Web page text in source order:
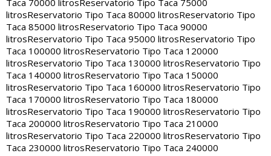
Taca 70000 litros Reservatorio Tipo Taca 75000
litrosReservatorio Tipo Taca 80000 litrosReservatorio Tipo
Taca 85000 litrosReservatorio Tipo Taca 90000
litrosReservatorio Tipo Taca 95000 litrosReservatorio Tipo
Taca 100000 litrosReservatorio Tipo Taca 120000
litrosReservatorio Tipo Taca 130000 litrosReservatorio Tipo
Taca 140000 litrosReservatorio Tipo Taca 150000
litrosReservatorio Tipo Taca 160000 litrosReservatorio Tipo
Taca 170000 litrosReservatorio Tipo Taca 180000
litrosReservatorio Tipo Taca 190000 litrosReservatorio Tipo
Taca 200000 litrosReservatorio Tipo Taca 210000
litrosReservatorio Tipo Taca 220000 litrosReservatorio Tipo
Taca 230000 litrosReservatorio Tipo Taca 240000